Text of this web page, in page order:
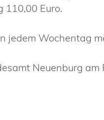
Euro.
jedem Wochentag
Neuenburg am